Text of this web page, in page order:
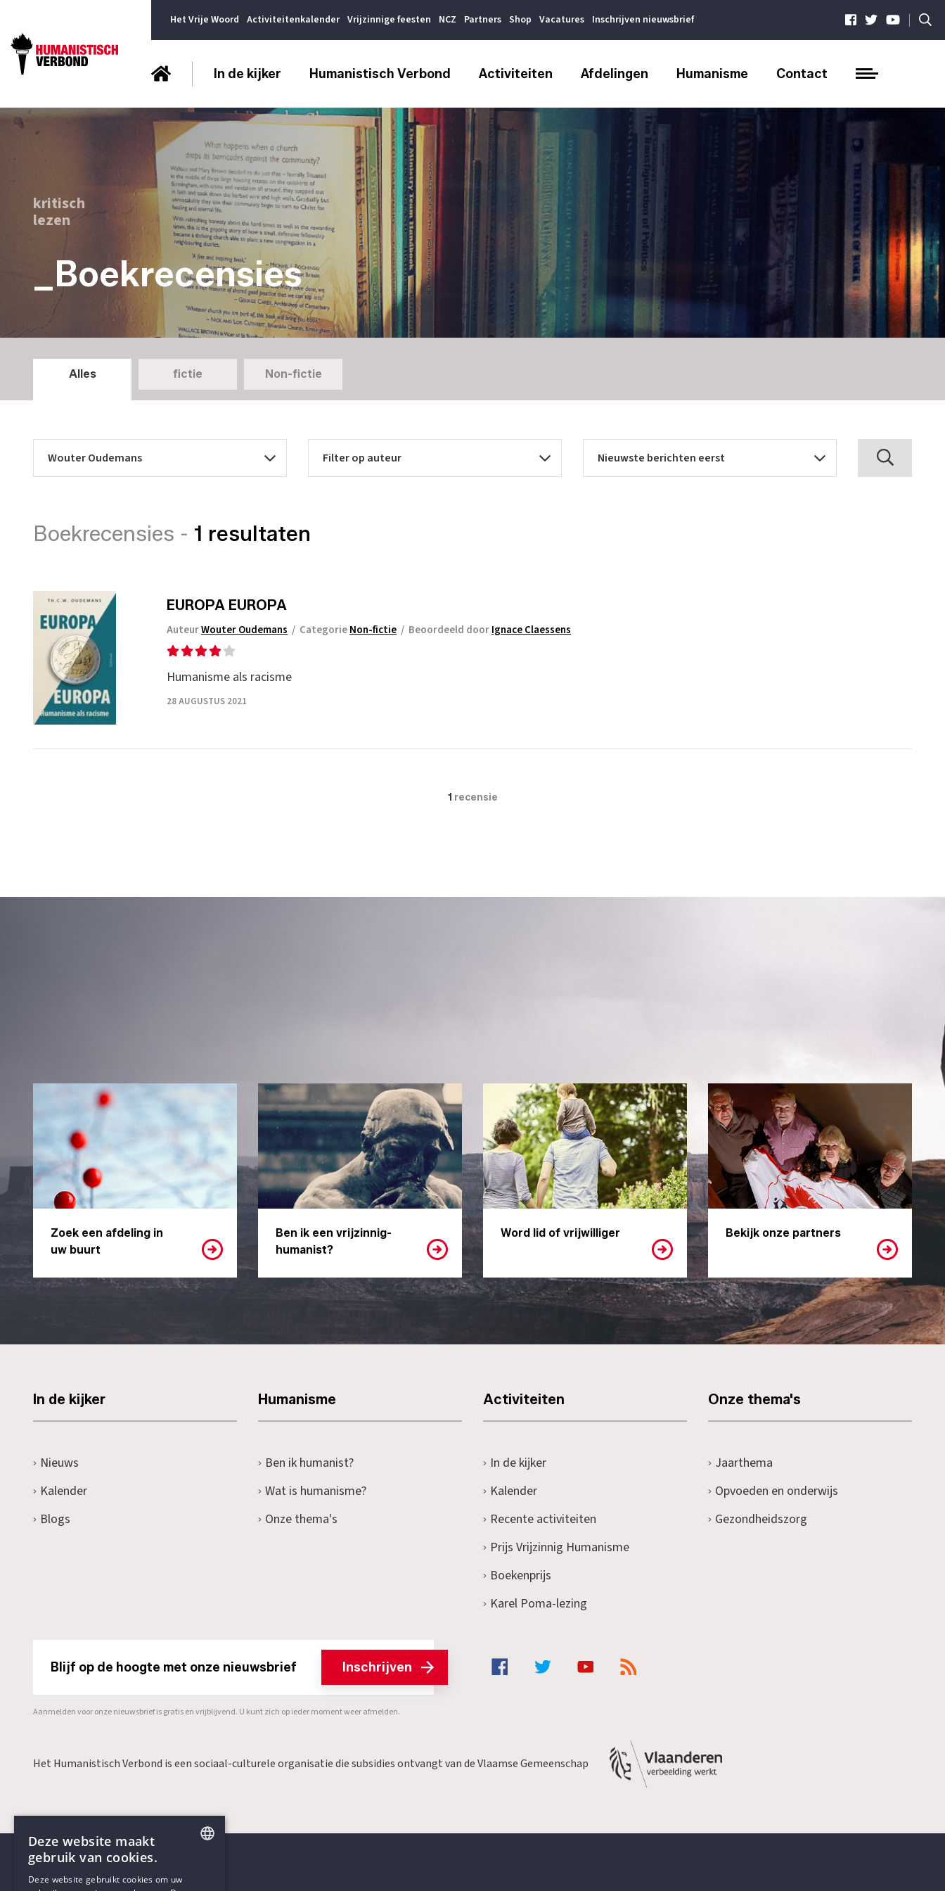
Het Vrije Woord Activiteitenkalender Vrijzinnige feesten NCZ Partners Shop Vacatures Inschrijven nieuwsbrief |
In de kijker Humanistisch Verbond Activiteiten Afdelingen Humanisme Contact
kritisch
lezen
_Boekrecensies
Alles fictie Non-fictie
Boekrecensies - 1 resultaten
EUROPA EUROPA
AuteurWouter Oudemans / CategorieNon-fictie / Beoordeeld doorIgnace Claessens
Humanisme als racisme
28 AUGUSTUS 2021
1 recensie
Zoek een afdeling in
uw buurt
Ben ik een vrijzinnig-
humanist?
Word lid of vrijwilliger Bekijk onze partners
In de kijker
Nieuws
Kalender
Blogs
Humanisme
Ben ik humanist?
Wat is humanisme?
Onze thema's
Activiteiten
In de kijker
Kalender
Recente activiteiten
Prijs Vrijzinnig Humanisme
Boekenprijs
Karel Poma-lezing
Onze thema's
Jaarthema
Opvoeden en onderwijs
Gezondheidszorg
Blijf op de hoogte met onze nieuwsbrief Inschrijven
Aanmelden voor onze nieuwsbrief is gratis en vrijblijvend. U kunt zich op ieder moment weer afmelden.
Het Humanistisch Verbond is een sociaal-culturele organisatie die subsidies ontvangt van de Vlaamse Gemeenschap
Deze website maakt
gebruik van cookies.
Deze website gebruikt cookies om uw